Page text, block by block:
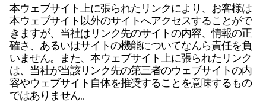
本ウェブサイト上に張られたリンクにより、お客様は
本ウェブサイト以外のサイトへアクセスすることがで
きますが、当社はリンク先のサイトの内容、情報の正
確さ、あるいはサイトの機能についてなんら責任を負
いません。また、本ウェブサイト上に張られたリンク
は、当社が当該リンク先の第三者のウェブサイトの内
容やウェブサイト自体を推奨することを意味するもの
ではありません。